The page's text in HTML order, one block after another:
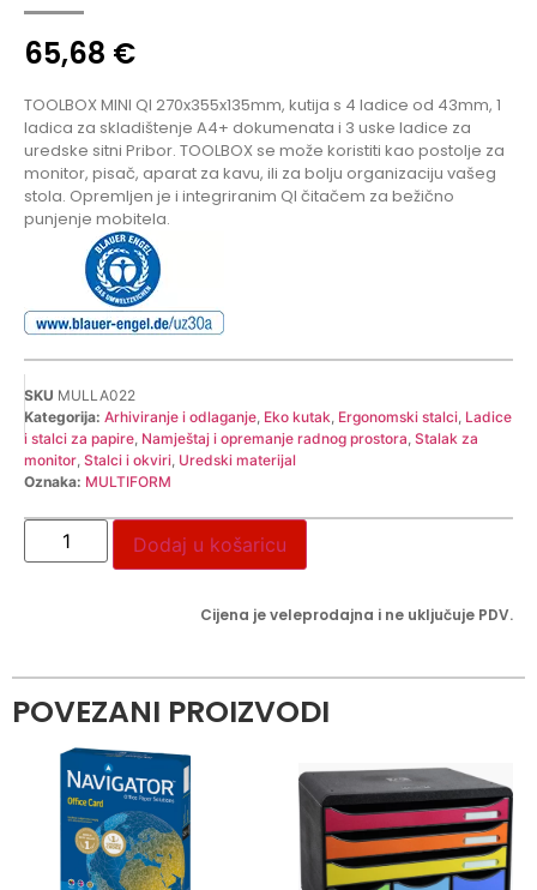
65,68 €
TOOLBOX MINI QI 270x355x135mm, kutija s 4 ladice od 43mm, 1
ladica za skladištenje A4+ dokumenata i 3 uske ladice za
uredske sitni Pribor. TOOLBOX se može koristiti kao postolje za
monitor, pisač, aparat za kavu, ili za bolju organizaciju vašeg
stola. Opremljen je i integriranim QI čitačem za bežično
punjenje mobitela.
SKU MULLA022
Kategorija: Arhiviranje i odlaganje, Eko kutak, Ergonomski stalci, Ladice
i stalci za papire, Namještaj i opremanje radnog prostora, Stalak za
monitor, Stalci i okviri, Uredski materijal
Oznaka: MULTIFORM
Dodaj u košaricu
Cijena je veleprodajna i ne uključuje PDV.
POVEZANI PROIZVODI